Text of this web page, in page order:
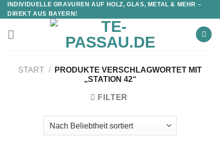
INDIVIDUELLE GRAVUREN AUF HOLZ, GLAS, METAL & MEHR –
DIREKT AUS BAYERN!
START /
PRODUKTE VERSCHLAGWORTET MIT
„STATION 42“
FILTER